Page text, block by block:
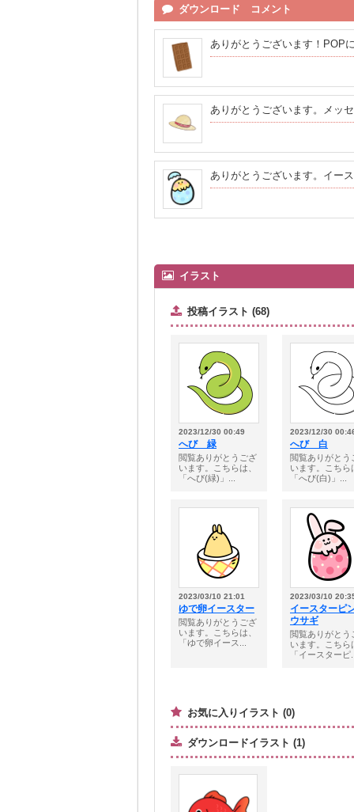
ダウンロード コメント
ありがとうございます！POP
ありがとうございます。メッ
ありがとうございます。イー
イラスト
投稿イラスト (68)
2023/12/30 00:49
へび 緑
閲覧ありがとうござ
います。こちらは、
「へび(緑)」...
2023/12/30
へび 白
閲覧ありがとう
います。こちら
「へび(白)」...
2023/03/10 21:01
ゆで卵イースター
閲覧ありがとうござ
います。こちらは、
「ゆで卵イース...
2023/03/10
イースターピ
ウサギ
閲覧ありがとう
います。こちら
「イースターピ
お気に入りイラスト (0)
ダウンロードイラスト (1)